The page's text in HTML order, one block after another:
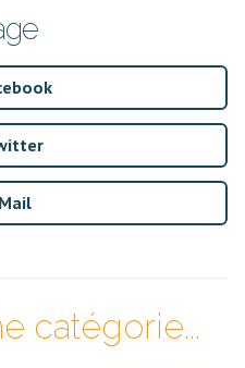
Mail
catégorie...